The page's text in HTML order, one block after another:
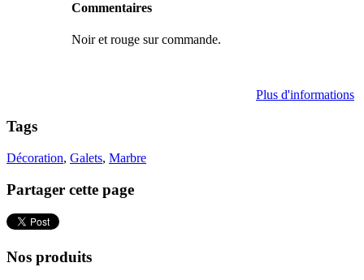
Commentaires
Noir et rouge sur commande.
Plus d'informations
Tags
Décoration, Galets, Marbre
Partager cette page
Nos produits